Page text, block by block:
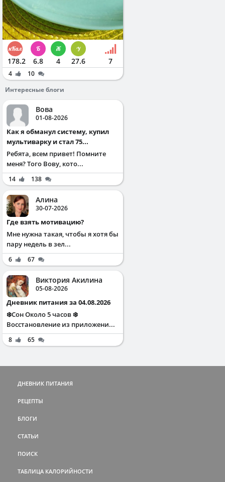
178.2 6.8 4 27.6 7
4
10
Интересные блоги
Вова
01-08-2026
Как я обманул систему, купил
мультиварку и стал 75...
Ребята, всем привет! Помните
меня? Того Вову, кото...
14 138
Алина
30-07-2026
Где взять мотивацию?
Мне нужна такая, чтобы я хотя бы
пару недель в зел...
6 67
Виктория Акилина
05-08-2026
Дневник питания за 04.08.2026
❄️Сон Около 5 часов ❄️
Восстановление из приложени...
8 65
ДНЕВНИК ПИТАНИЯ
РЕЦЕПТЫ
БЛОГИ
СТАТЬИ
ПОИСК
ТАБЛИЦА КАЛОРИЙНОСТИ